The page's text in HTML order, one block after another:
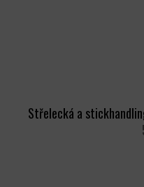
Střelecká a